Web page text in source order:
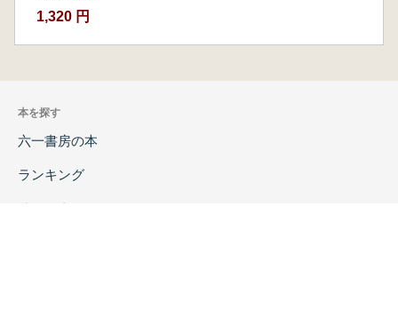
1,320 円
本を探す
六一書房の本
ランキング